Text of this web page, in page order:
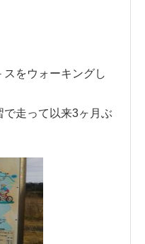
をウォーキングし
走って以来3ヶ月ぶ